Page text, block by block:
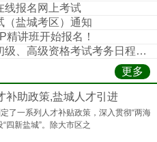
线报名网上考试
（盐城考区）通知
讲班开始报名！
2021年度全国会计专业技术初级、高级资格考试考务日程安排及有关事项的通知
更多
补助政策,盐城人才引进
了一系列人才补贴政策，深入贯彻“两海
四新盐城”。除大市区之